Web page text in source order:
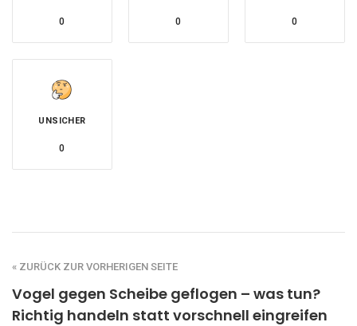
0 0 0
UNSICHER
0
« ZURÜCK ZUR VORHERIGEN SEITE
Vogel gegen Scheibe geflogen – was tun?
Richtig handeln statt vorschnell eingreifen